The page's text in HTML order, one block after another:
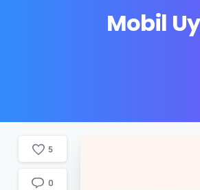
Mobil
5
0